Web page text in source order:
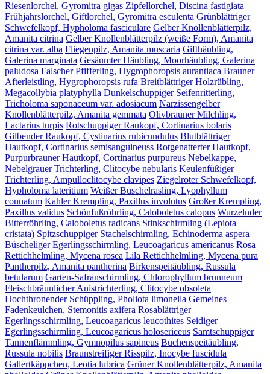
Riesenlorchel, Gyromitra gigas Zipfellorchel, Discina fastigiata
Frühjahrslorchel, Giftlorchel, Gyromitra esculenta Grünblättriger
Schwefelkopf, Hypholoma fasciculare Gelber Knollenblätterpilz,
Amanita citrina Gelber Knollenblätterpilz (weiße Form), Amanita
citrina var. alba Fliegenpilz, Amanita muscaria Gifthäubling,
Galerina marginata Gesäumter Häubling, Moorhäubling, Galerina
paludosa Falscher Pfifferling, Hygrophoropsis aurantiaca Brauner
Afterleistling, Hygrophoropsis rufa Breitblättriger Holzrübling,
Megacollybia platyphylla Dunkelschuppiger Seifenritterling,
Tricholoma saponaceum var. adosiacum Narzissengelber
Knollenblätterpilz, Amanita gemmata Olivbrauner Milchling,
Lactarius turpis Rotschuppiger Raukopf, Cortinarius bolaris
Gilbender Raukopf, Cystinarius rubicundulus Blutblättriger
Hautkopf, Cortinarius semisanguineuss Rotgenatterter Hautkopf,
Purpurbrauner Hautkopf, Cortinarius purpureus Nebelkappe,
Nebelgrauer Trichterling, Clitocybe nebularis Keulenfüßiger
Trichterling, Ampulloclitocybe clavipes Ziegelroter Schwefelkopf,
Hypholoma lateritium Weißer Büschelrasling, Lyophyllum
connatum Kahler Krempling, Paxillus involutus Großer Krempling,
Paxillus validus Schönfußröhrling, Caloboletus calopus Wurzelnder
Bitterröhrling, Caloboletus radicans Stinkschirmling (Lepiota
cristata) Spitzschuppiger Stachelschirmling, Echinoderma aspera
Büscheliger Egerlingsschirmling, Leucoagaricus americanus Rosa
Rettichhelmling, Mycena rosea Lila Rettichhelmling, Mycena pura
Pantherpilz, Amanita pantherina Birkenspeitäubling, Russula
betularum Garten-Safranschirmling, Chlorophyllum brunneum
Fleischbräunlicher Anistrichterling, Clitocybe obsoleta
Hochthronender Schüppling, Pholiota limonella Gemeines
Fadenkeulchen, Stemonitis axifera Rosablättriger
Egerlingsschirmling, Leucoagaricus leucothites Seidiger
Egerlingsschirmling, Leucoagaricus holosericeus Samtschuppiger
Tannenflämmling, Gymnopilus sapineus Buchenspeitäubling,
Russula nobilis Braunstreifiger Risspilz, Inocybe fuscidula
Gallertkäppchen, Leotia lubrica Grüner Knollenblätterpilz, Amanita